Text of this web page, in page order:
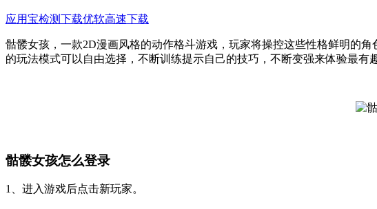
应用宝检测下载优软高速下载
骷髅女孩，一款2D漫画风格的动作格斗游戏，玩家将操控这些性格鲜明的
的玩法模式可以自由选择，不断训练提示自己的技巧，不断变强来体验最有
骷髅女孩怎么登录
1、进入游戏后点击新玩家。